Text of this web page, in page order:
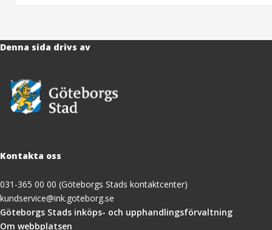
Denna sida drivs av
Kontakta oss
031-365 00 00 (Göteborgs Stads kontaktcenter)
kundservice@ink.goteborg.se
Göteborgs Stads inköps- och upphandlingsförvaltning(öppnas
Om webbplatsen